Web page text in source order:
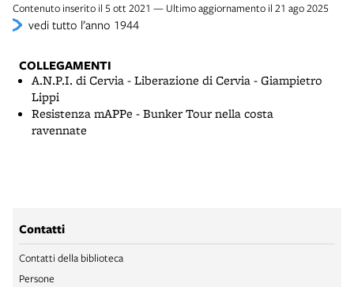
Contenuto inserito il 5 ott 2021 — Ultimo aggiornamento il 21 ago 2025
vedi tutto l’anno 1944
COLLEGAMENTI
A.N.P.I. di Cervia - Liberazione di Cervia - Giampietro
Lippi
Resistenza mAPPe - Bunker Tour nella costa
ravennate
Contatti
Contatti della biblioteca
Persone